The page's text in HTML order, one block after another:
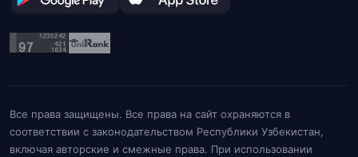
Все права защищены. Все права на сайт охраняются в
соответствии с законодательством Республики Узбекистан,
включая авторские и смежные права. При использовании